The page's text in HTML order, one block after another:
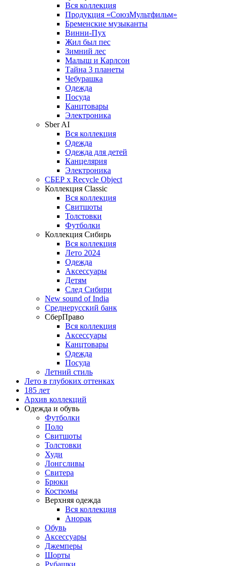
Вся коллекция
Продукция «СоюзМультфильм»
Бременские музыканты
Винни-Пух
Жил был пес
Зимний лес
Малыш и Карлсон
Тайна 3 планеты
Чебурашка
Одежда
Посуда
Канцтовары
Электроника
Sber AI
Вся коллекция
Одежда
Одежда для детей
Канцелярия
Электроника
СБЕР x Recycle Object
Коллекция Classic
Вся коллекция
Свитшоты
Толстовки
Футболки
Коллекция Сибирь
Вся коллекция
Лето 2024
Одежда
Аксессуары
Детям
След Сибири
New sound of India
Среднерусский банк
СберПраво
Вся коллекция
Аксессуары
Канцтовары
Одежда
Посуда
Летний стиль
Лето в глубоких оттенках
185 лет
Архив коллекций
Одежда и обувь
Футболки
Поло
Свитшоты
Толстовки
Худи
Лонгсливы
Свитера
Брюки
Костюмы
Верхняя одежда
Вся коллекция
Анорак
Обувь
Аксессуары
Джемперы
Шорты
Рубашки